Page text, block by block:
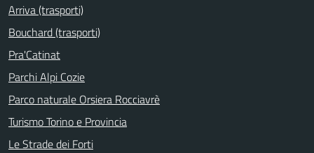
Arriva (trasporti)
Bouchard (trasporti)
Pra'Catinat
Parchi Alpi Cozie
Parco naturale Orsiera Rocciavrè
Turismo Torino e Provincia
Le Strade dei Forti